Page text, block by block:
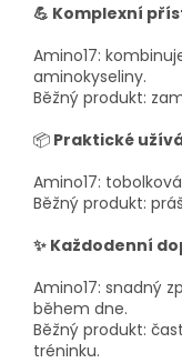
💪 Komplexní
Amino17:
aminokyseliny.
Běžný produkt:
📦 Praktické
Amino17:
Běžný produkt:
✨ Každodenní
Amino17: snadný
během dne.
Běžný produkt:
tréninku.